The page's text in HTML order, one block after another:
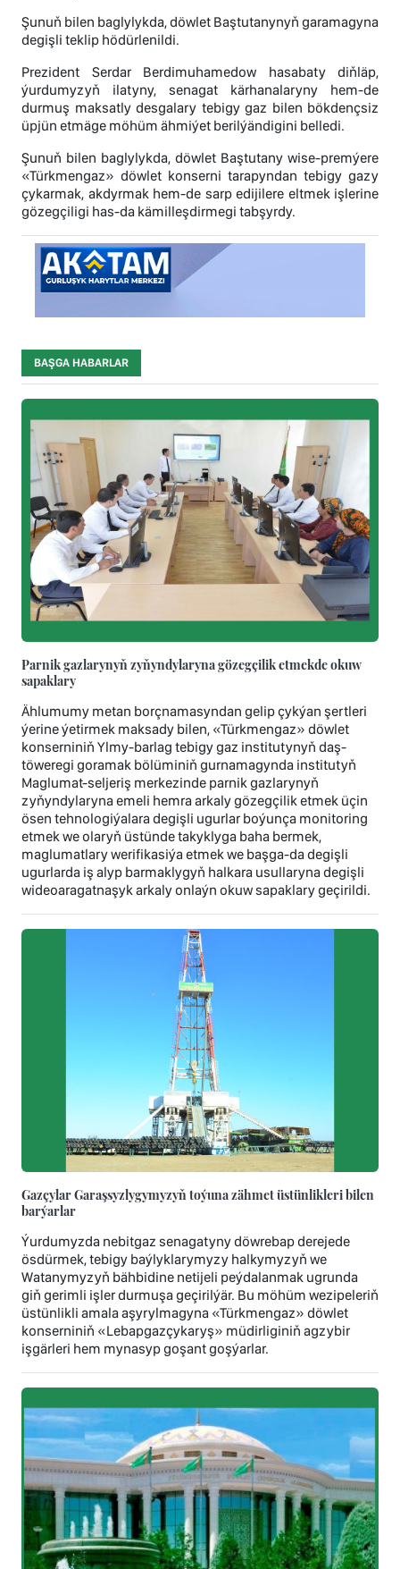
Şunuň bilen baglylykda, döwlet Baştutanynyň garamagyna
degişli teklip hödürlenildi.
Prezident Serdar Berdimuhamedow hasabaty diňläp,
ýurdumyzyň ilatyny, senagat kärhanalaryny hem-de
durmuş maksatly desgalary tebigy gaz bilen bökdençsiz
üpjün etmäge möhüm ähmiýet berilýändigini belledi.
Şunuň bilen baglylykda, döwlet Baştutany wise-premýere
«Türkmengaz» döwlet konserni tarapyndan tebigy gazy
çykarmak, akdyrmak hem-de sarp edijilere eltmek işlerine
gözegçiligi has-da kämilleşdirmegi tabşyrdy.
BAŞGA HABARLAR
Parnik gazlarynyň zyňyndylaryna gözegçilik etmekde okuw
sapaklary
Ählumumy metan borçnamasyndan gelip çykýan şertleri
ýerine ýetirmek maksady bilen, «Türkmengaz» döwlet
konserniniň Ylmy-barlag tebigy gaz institutynyň daş-
töweregi goramak bölüminiň gurnamagynda institutyň
Maglumat-seljeriş merkezinde parnik gazlarynyň
zyňyndylaryna emeli hemra arkaly gözegçilik etmek üçin
ösen tehnologiýalara degişli ugurlar boýunça monitoring
etmek we olaryň üstünde takyklyga baha bermek,
maglumatlary werifikasiýa etmek we başga-da degişli
ugurlarda iş alyp barmaklygyň halkara usullaryna degişli
wideoaragatnaşyk arkaly onlaýn okuw sapaklary geçirildi.
Gazçylar Garaşsyzlygymyzyň toýuna zähmet üstünlikleri bilen
barýarlar
Ýurdumyzda nebitgaz senagatyny döwrebap derejede
ösdürmek, tebigy baýlyklarymyzy halkymyzyň we
Watanymyzyň bähbidine netijeli peýdalanmak ugrunda
giň gerimli işler durmuşa geçirilýär. Bu möhüm wezipeleriň
üstünlikli amala aşyrylmagyna «Türkmengaz» döwlet
konserniniň «Lebapgazçykaryş» müdirliginiň agzybir
işgärleri hem mynasyp goşant goşýarlar.